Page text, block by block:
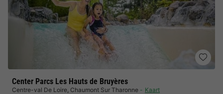
Center Parcs Les Hauts de Bruyères
Centre-val De Loire, Chaumont Sur Tharonne Kaart